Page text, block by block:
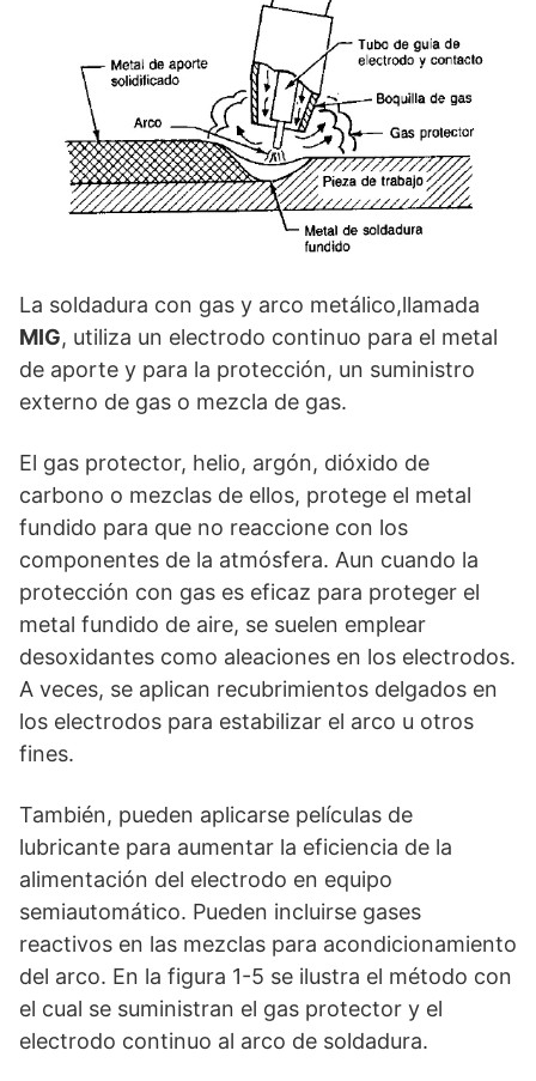
La soldadura con gas y arco metálico,llamada
MIG, utiliza un electrodo continuo para el metal
de aporte y para la protección, un suministro
externo de gas o mezcla de gas.
El gas protector, helio, argón, dióxido de
carbono o mezclas de ellos, protege el metal
fundido para que no reaccione con los
componentes de la atmósfera. Aun cuando la
protección con gas es eficaz para proteger el
metal fundido de aire, se suelen emplear
desoxidantes como aleaciones en los electrodos.
A veces, se aplican recubrimientos delgados en
los electrodos para estabilizar el arco u otros
fines.
También, pueden aplicarse películas de
lubricante para aumentar la eficiencia de la
alimentación del electrodo en equipo
semiautomático. Pueden incluirse gases
reactivos en las mezclas para acondicionamiento
del arco. En la figura 1-5 se ilustra el método con
el cual se suministran el gas protector y el
electrodo continuo al arco de soldadura.